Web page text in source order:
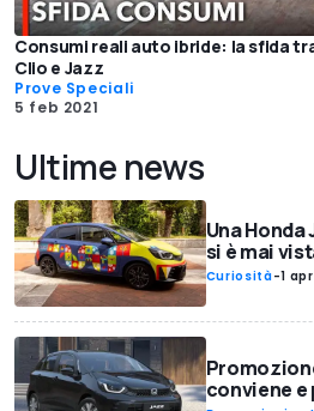
Consumi reali auto ibride: la sfida
Clio e Jazz
Prove Speciali
5 feb 2021
Ultime news
Una
si è mai
Curiosità-1 apr
conviene e